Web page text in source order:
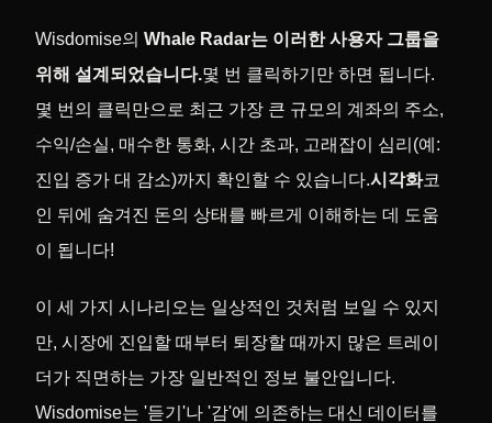
Wisdomise의 Whale Radar는 이러한 사용자 그룹을
위해 설계되었습니다.몇 번 클릭하기만 하면 됩니다.
몇 번의 클릭만으로 최근 가장 큰 규모의 계좌의 주소,
수익/손실, 매수한 통화, 시간 초과, 고래잡이 심리(예:
진입 증가 대 감소)까지 확인할 수 있습니다.시각화코
인 뒤에 숨겨진 돈의 상태를 빠르게 이해하는 데 도움
이 됩니다!
이 세 가지 시나리오는 일상적인 것처럼 보일 수 있지
만, 시장에 진입할 때부터 퇴장할 때까지 많은 트레이
더가 직면하는 가장 일반적인 정보 불안입니다.
Wisdomise는 '듣기'나 '감'에 의존하는 대신 데이터를